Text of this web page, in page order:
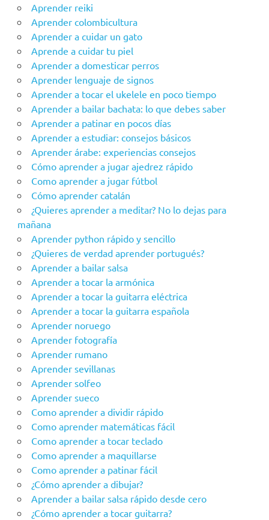
Aprender reiki
Aprender colombicultura
Aprender a cuidar un gato
Aprende a cuidar tu piel
Aprender a domesticar perros
Aprender lenguaje de signos
Aprender a tocar el ukelele en poco tiempo
Aprender a bailar bachata: lo que debes saber
Aprender a patinar en pocos días
Aprender a estudiar: consejos básicos
Aprender árabe: experiencias consejos
Cómo aprender a jugar ajedrez rápido
Como aprender a jugar fútbol
Cómo aprender catalán
¿Quieres aprender a meditar? No lo dejas para
mañana
Aprender python rápido y sencillo
¿Quieres de verdad aprender portugués?
Aprender a bailar salsa
Aprender a tocar la armónica
Aprender a tocar la guitarra eléctrica
Aprender a tocar la guitarra española
Aprender noruego
Aprender fotografía
Aprender rumano
Aprender sevillanas
Aprender solfeo
Aprender sueco
Como aprender a dividir rápido
Como aprender matemáticas fácil
Como aprender a tocar teclado
Como aprender a maquillarse
Como aprender a patinar fácil
¿Cómo aprender a dibujar?
Aprender a bailar salsa rápido desde cero
¿Cómo aprender a tocar guitarra?